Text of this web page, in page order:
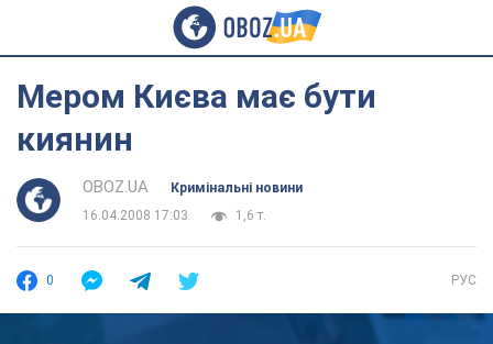
Мером Києва має бути
киянин
OBOZ.UA
Кримінальні новини
16.04.2008 17:03
1,6 т.
0 РУС